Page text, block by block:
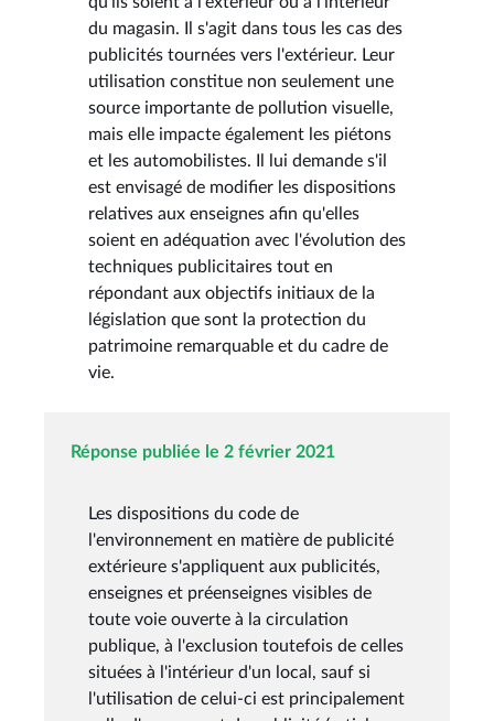
du magasin. Il s'agit dans tous les cas des
publicités tournées vers l'extérieur. Leur
utilisation constitue non seulement une
source importante de pollution visuelle,
mais elle impacte également les piétons
et les automobilistes. Il lui demande s'il
est envisagé de modifier les dispositions
relatives aux enseignes afin qu'elles
soient en adéquation avec l'évolution des
techniques publicitaires tout en
répondant aux objectifs initiaux de la
législation que sont la protection du
patrimoine remarquable et du cadre de
vie.
Réponse publiée le 2 février 2021
Les dispositions du code de
l'environnement en matière de publicité
extérieure s'appliquent aux publicités,
enseignes et préenseignes visibles de
toute voie ouverte à la circulation
publique, à l'exclusion toutefois de celles
situées à l'intérieur d'un local, sauf si
l'utilisation de celui-ci est principalement